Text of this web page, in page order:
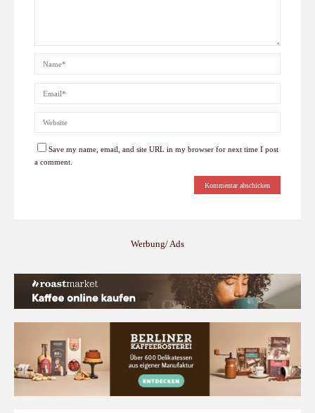
Save my name, email, and site URL in my browser for next time I post
a comment.
Werbung/ Ads